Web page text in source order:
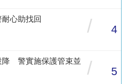
心助找回
/ 4
降 警實施保護管束並
/ 5